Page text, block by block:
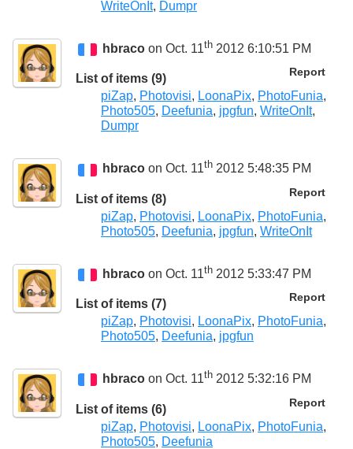
WriteOnIt, Dumpr
hbraco on Oct. 11th 2012 6:10:51 PM
Report
List of items (9)
piZap, Photovisi, LoonaPix, PhotoFunia,
Photo505, Deefunia, jpgfun, WriteOnIt,
Dumpr
hbraco on Oct. 11th 2012 5:48:35 PM
Report
List of items (8)
piZap, Photovisi, LoonaPix, PhotoFunia,
Photo505, Deefunia, jpgfun, WriteOnIt
hbraco on Oct. 11th 2012 5:33:47 PM
Report
List of items (7)
piZap, Photovisi, LoonaPix, PhotoFunia,
Photo505, Deefunia, jpgfun
hbraco on Oct. 11th 2012 5:32:16 PM
Report
List of items (6)
piZap, Photovisi, LoonaPix, PhotoFunia,
Photo505, Deefunia